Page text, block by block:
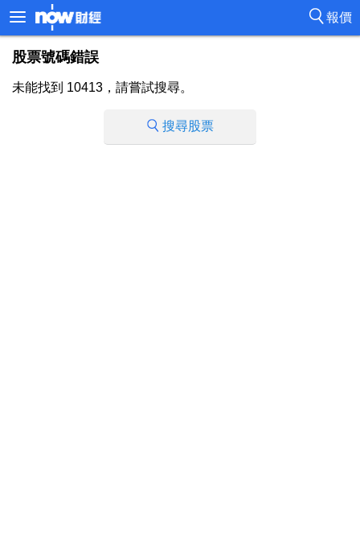
報價
股票號碼錯誤
未能找到 10413，請嘗試搜尋。
搜尋股票